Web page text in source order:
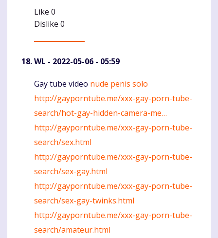
Like 0
Dislike 0
WL - 2022-05-06 - 05:59
Komentaras
Gay tube video nude penis solo
http://gayporntube.me/xxx-gay-porn-tube-
search/hot-gay-hidden-camera-me…
http://gayporntube.me/xxx-gay-porn-tube-
search/sex.html
http://gayporntube.me/xxx-gay-porn-tube-
search/sex-gay.html
http://gayporntube.me/xxx-gay-porn-tube-
search/sex-gay-twinks.html
http://gayporntube.me/xxx-gay-porn-tube-
search/amateur.html